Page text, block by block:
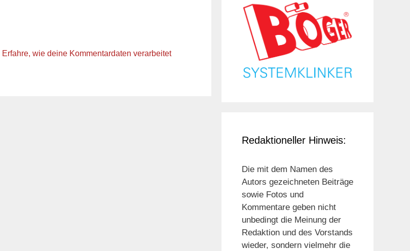
Erfahre, wie deine Kommentardaten verarbeitet
Redaktioneller Hinweis:
Die mit dem Namen des
Autors gezeichneten Beiträge
sowie Fotos und
Kommentare geben nicht
unbedingt die Meinung der
Redaktion und des Vorstands
wieder, sondern vielmehr die